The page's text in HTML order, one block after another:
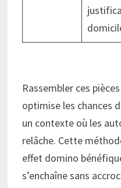
Rassembler ces
optimise les chances
un contexte où les
relâche. Cette
effet domino
s’enchaîne sans